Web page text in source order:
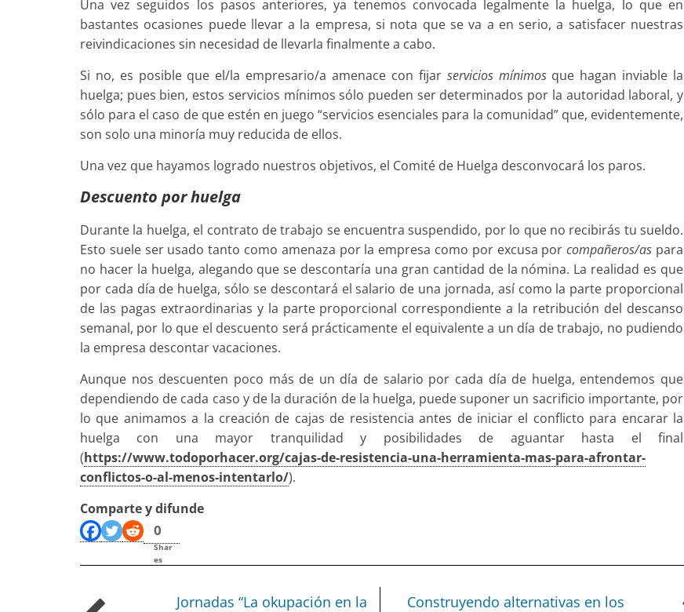
Una vez seguidos los pasos anteriores, ya tenemos convocada le­galmente la huelga, lo que en
bastantes ocasiones puede llevar a la empresa, si nota que se va a en serio, a satisfacer nuestras
reivindica­ciones sin necesidad de llevarla finalmente a cabo.
Si no, es posible que el/la empresario/a amenace con fijar servicios mínimos que hagan inviable la
huelga; pues bien, estos servicios míni­mos sólo pueden ser determinados por la autoridad laboral, y
sólo para el caso de que estén en juego “servicios esenciales para la comunidad” que, evidentemente,
son solo una minoría muy reducida de ellos.
Una vez que hayamos logrado nuestros objetivos, el Comité de Huelga desconvocará los paros.
Descuento por huelga
Durante la huelga, el contrato de trabajo se encuentra suspendido, por lo que no recibirás tu sueldo.
Esto suele ser usado tanto como amenaza por la empresa como por excusa porcompañeros/as para
no hacer la huelga, alegando que se descontaría una gran cantidad de la nómina. La realidad es que
por cada día de huelga, sólo se des­contará el salario de una jornada, así como la parte proporcional
de las pagas extraordinarias y la parte proporcional correspondiente a la retribución del descanso
semanal, por lo que el descuento será prác­ticamente el equivalente a un día de trabajo, no pudiendo
la empresa descontar vacaciones.
Aunque nos descuenten poco más de un día de salario por cada día de huelga, entendemos que
dependiendo de cada caso y de la duración de la huelga, puede suponer un sacrificio importante, por
lo que animamos a la creación de cajas de resistencia antes de iniciar el conflicto para encarar la
huelga con una mayor tranquilidad y posi­bilidades de aguantar hasta el final
(https://www.todoporhacer.org/cajas-de-resistencia-una-herramienta-mas-para-afrontar-
conflictos-o-al-menos-intentarlo/).
Comparte y difunde
0
Shar
es
Jornadas “La okupación en la Construyendo alternativas en los